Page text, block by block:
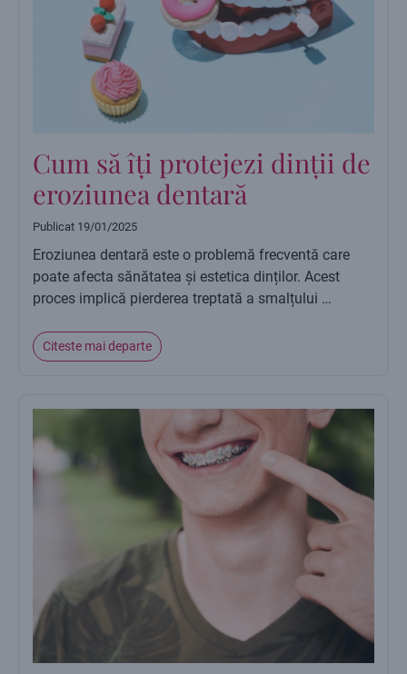
Cum să îți protejezi dinții de
eroziunea dentară
Publicat 19/01/2025
Eroziunea dentară este o problemă frecventă care
poate afecta sănătatea și estetica dinților. Acest
proces implică pierderea treptată a smalțului …
Citeste mai departe